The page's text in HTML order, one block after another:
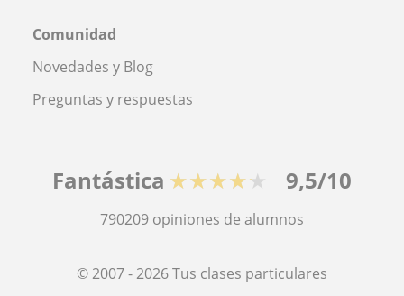
Comunidad
Novedades y Blog
Preguntas y respuestas
Fantástica ★★★★★ 9,5/10
790209 opiniones de alumnos
© 2007 - 2026 Tus clases particulares